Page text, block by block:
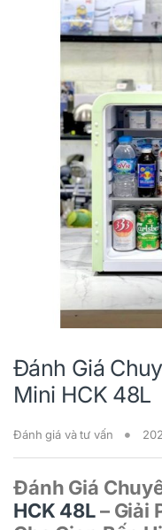
Đánh Giá
Mini HCK 48L
Đánh giá và tư vấn
Đánh Giá
HCK 48L– Giải